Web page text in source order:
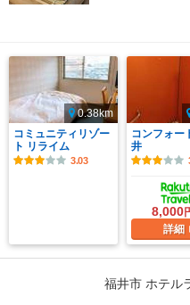
0.38km
コミュニティリゾー
ト リライム
3.03
コンフォー
井
8,000
詳細
福井市 ホテル